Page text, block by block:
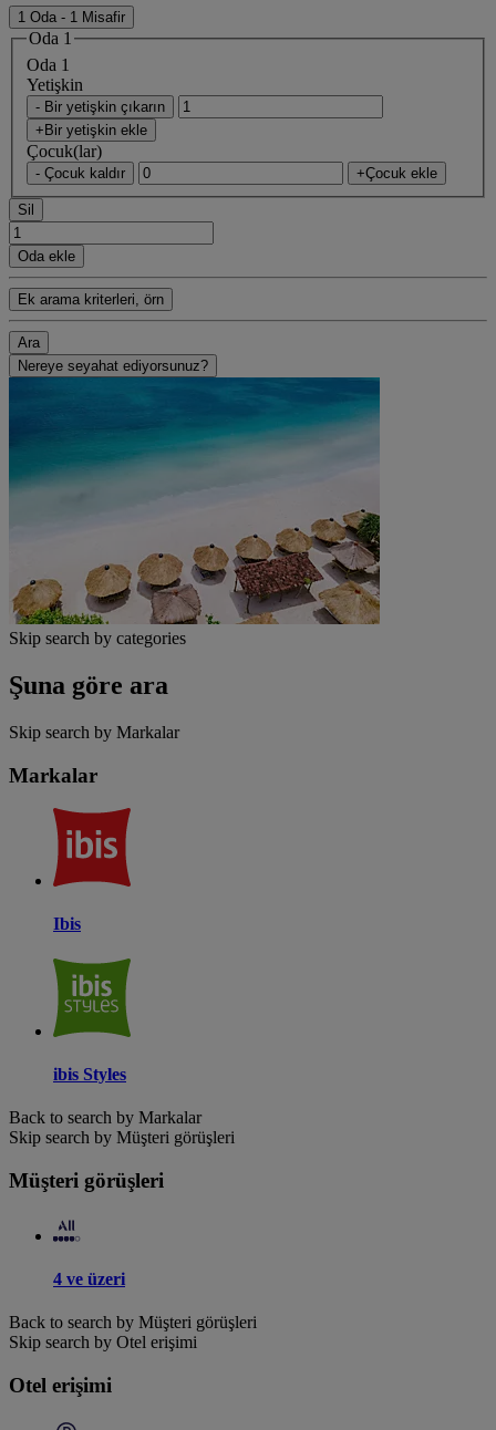
1 Oda - 1 Misafir
Oda 1
Oda 1
Yetişkin
- Bir yetişkin çıkarın
+Bir yetişkin ekle
Çocuk(lar)
- Çocuk kaldır +Çocuk ekle
Sil
Oda ekle
Ek arama kriterleri, örn
Ara
Nereye seyahat ediyorsunuz?
Skip search by categories
Şuna göre ara
Skip search by Markalar
Markalar
Ibis
ibis Styles
Back to search by Markalar
Skip search by Müşteri görüşleri
Müşteri görüşleri
4 ve üzeri
Back to search by Müşteri görüşleri
Skip search by Otel erişimi
Otel erişimi